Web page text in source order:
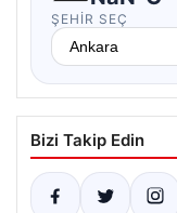
ŞEHIR SEÇ
Bizi Takip Edin